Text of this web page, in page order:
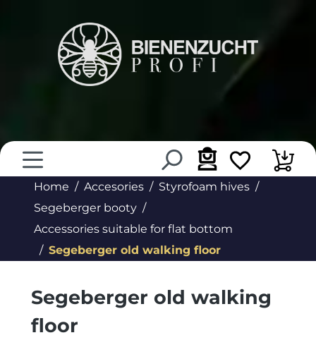
Home Accesories
Styrofoam hives
Segeberger booty
Accessories suitable for flat bottom
Segeberger old walking floor
Segeberger old walking
floor